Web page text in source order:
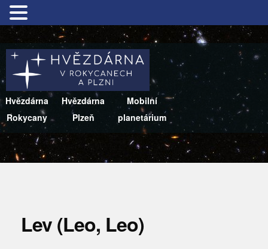
Hvězdárna
Rokycany
Hvězdárna
Plzeň
Mobilní
planetárium
Lev (Leo, Leo)